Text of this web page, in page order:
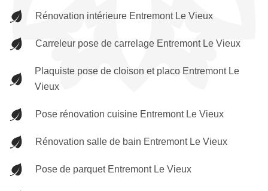
Rénovation intérieure Entremont Le Vieux
Carreleur pose de carrelage Entremont Le Vieux
Plaquiste pose de cloison et placo Entremont Le
Vieux
Pose rénovation cuisine Entremont Le Vieux
Rénovation salle de bain Entremont Le Vieux
Pose de parquet Entremont Le Vieux